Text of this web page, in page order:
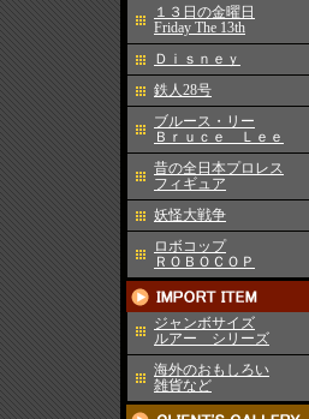
１３日の金曜日
Friday The 13th
Ｄｉｓｎｅｙ
鉄人28号
ブルース・リー
Ｂｒｕｃｅ Ｌｅｅ
昔の全日本プロレス
フィギュア
妖怪大戦争
ロボコップ
ＲＯＢＯＣＯＰ
ジャンボサイズ
ルアー シリーズ
海外のおもしろい
雑貨など